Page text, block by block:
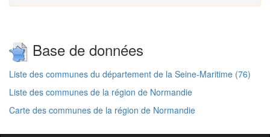
Base de données
Liste des communes du département de la Seine-Maritime (76)
Liste des communes de la région de Normandie
Carte des communes de la région de Normandie